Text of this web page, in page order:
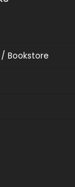
Bookstore